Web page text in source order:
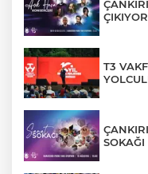
ÇIKIYOR
T3